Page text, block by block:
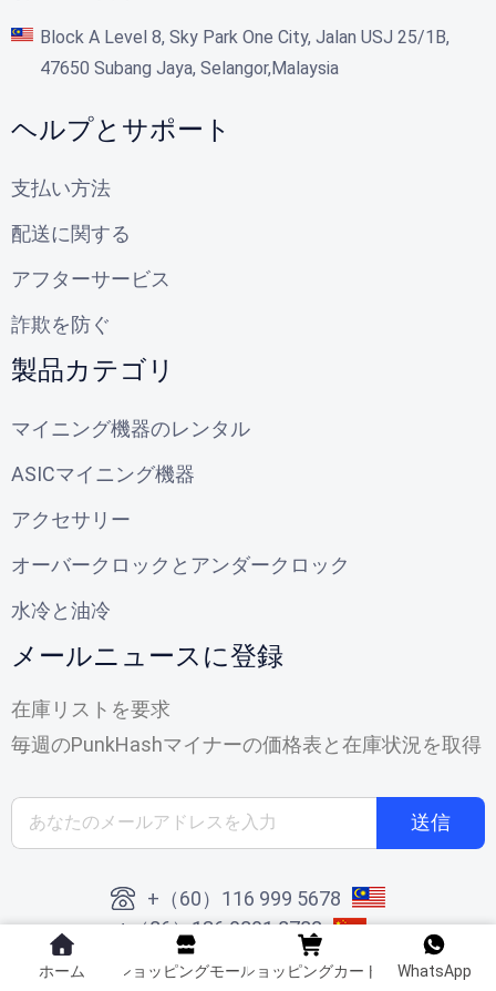
Block A Level 8, Sky Park One City, Jalan USJ 25/1B,
47650 Subang Jaya, Selangor,Malaysia
ヘルプとサポート
支払い方法
配送に関する
アフターサービス
詐欺を防ぐ
製品カテゴリ
マイニング機器のレンタル
ASICマイニング機器
アクセサリー
オーバークロックとアンダークロック
水冷と油冷
メールニュースに登録
在庫リストを要求
毎週のPunkHashマイナーの価格表と在庫状況を取得
送信
+（60）116 999 5678
+（86）136 0801 8782
arvin.cn.work@gmail.com
ホーム ショッピングモールショッピングカート WhatsApp